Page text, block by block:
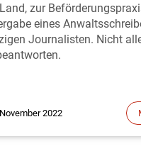
zur
eines
Journalisten. Nicht
November 2022